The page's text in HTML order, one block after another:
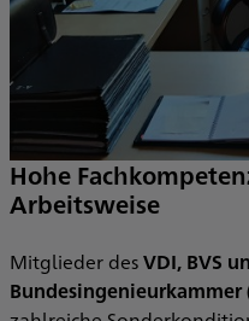
Hohe
Arbeitsweise
Mitglieder desVDI, BVS
Bundesingenieurkammer